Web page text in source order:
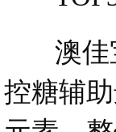
澳佳宝
控糖辅